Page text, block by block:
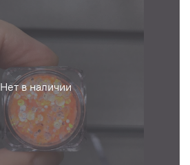
Нет в наличии